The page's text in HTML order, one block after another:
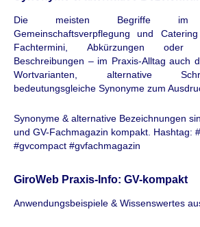
Die meisten Begriffe im
Gemeinschaftsverpflegung und
Fachtermini, Abkürzungen oder
Beschreibungen – im Praxis-Alltag auch
Wortvarianten, alternative
bedeutungsgleiche Synonyme zum
Synonyme & alternative Bezeichnungen
und GV-Fachmagazin kompakt. Hashtag:
#gvcompact #gvfachmagazin
GiroWeb Praxis-Info: GV-kompakt
Anwendungsbeispiele & Wissenswertes